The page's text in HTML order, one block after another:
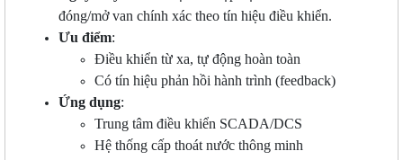
đóng/mở van chính xác theo tín hiệu điều khiển.
Ưu điểm:
Điều khiển từ xa, tự động hoàn toàn
Có tín hiệu phản hồi hành trình (feedback)
Ứng dụng:
Trung tâm điều khiển SCADA/DCS
Hệ thống cấp thoát nước thông minh